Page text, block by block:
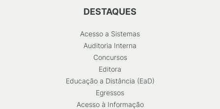
DESTAQUES
Acesso a Sistemas
Auditoria Interna
Concursos
Editora
Educação a Distância (EaD)
Egressos
Acesso à Informação